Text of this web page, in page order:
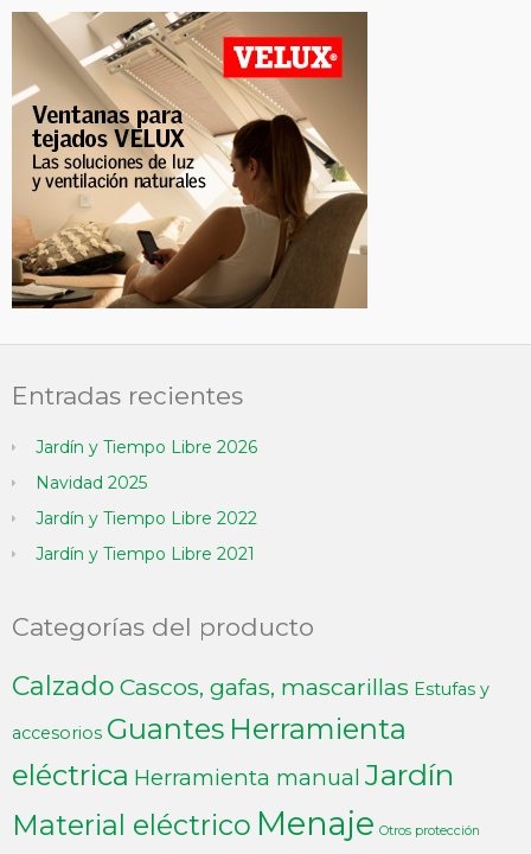
Entradas recientes
Jardín y Tiempo Libre 2026
Navidad 2025
Jardín y Tiempo Libre 2022
Jardín y Tiempo Libre 2021
Categorías del producto
Calzado Cascos, gafas, mascarillas Estufas y
accesorios Guantes Herramienta
eléctrica Herramienta manual Jardín
Material eléctrico Menaje Otros protección